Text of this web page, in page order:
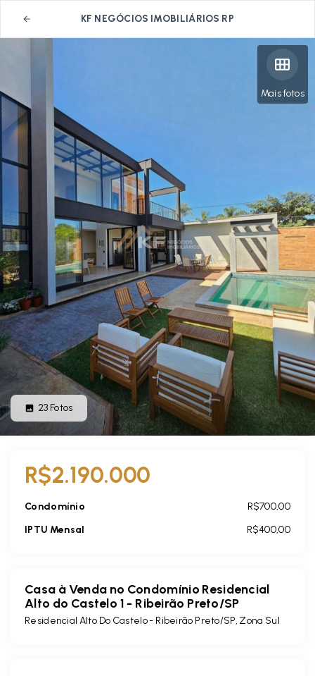
KF NEGÓCIOS IMOBILIÁRIOS RP
Mais fotos
23 Fotos
R$2.190.000
Condomínio
R$700,00
IPTU Mensal
R$400,00
Casa à Venda no Condomínio Residencial
Alto do Castelo 1 - Ribeirão Preto/SP
Residencial Alto Do Castelo - Ribeirão Preto/SP, Zona Sul